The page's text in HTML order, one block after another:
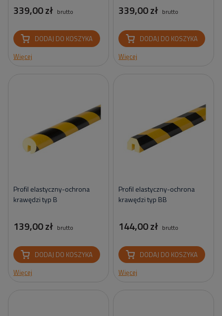
339,00 zł brutto
DODAJ DO KOSZYKA
Więcej
339,00 zł brutto
DODAJ DO KOSZYKA
Więcej
Profil elastyczny-ochrona
krawędzi typ B
139,00 zł brutto
DODAJ DO KOSZYKA
Więcej
Profil elastyczny-ochrona
krawędzi typ BB
144,00 zł brutto
DODAJ DO KOSZYKA
Więcej